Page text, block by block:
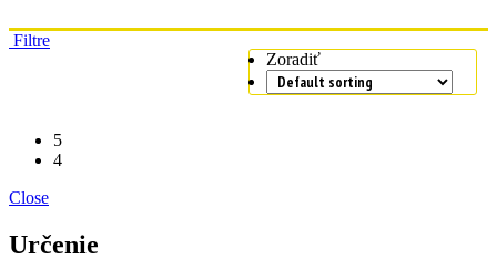
Filtre
Zoradiť
5
4
Close
Určenie